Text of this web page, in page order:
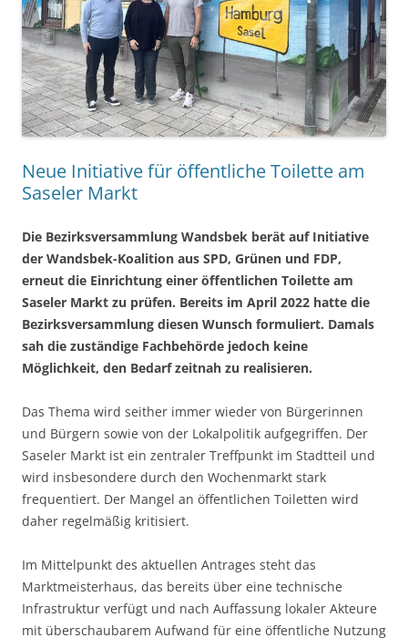
Neue Initiative für öffentliche Toilette am
Saseler Markt
Die Bezirksversammlung Wandsbek berät auf Initiative
der Wandsbek-Koalition aus SPD, Grünen und FDP,
erneut die Einrichtung einer öffentlichen Toilette am
Saseler Markt zu prüfen. Bereits im April 2022 hatte die
Bezirksversammlung diesen Wunsch formuliert. Damals
sah die zuständige Fachbehörde jedoch keine
Möglichkeit, den Bedarf zeitnah zu realisieren.
Das Thema wird seither immer wieder von Bürgerinnen
und Bürgern sowie von der Lokalpolitik aufgegriffen. Der
Saseler Markt ist ein zentraler Treffpunkt im Stadtteil und
wird insbesondere durch den Wochenmarkt stark
frequentiert. Der Mangel an öffentlichen Toiletten wird
daher regelmäßig kritisiert.
Im Mittelpunkt des aktuellen Antrages steht das
Marktmeisterhaus, das bereits über eine technische
Infrastruktur verfügt und nach Auffassung lokaler Akteure
mit überschaubarem Aufwand für eine öffentliche Nutzung